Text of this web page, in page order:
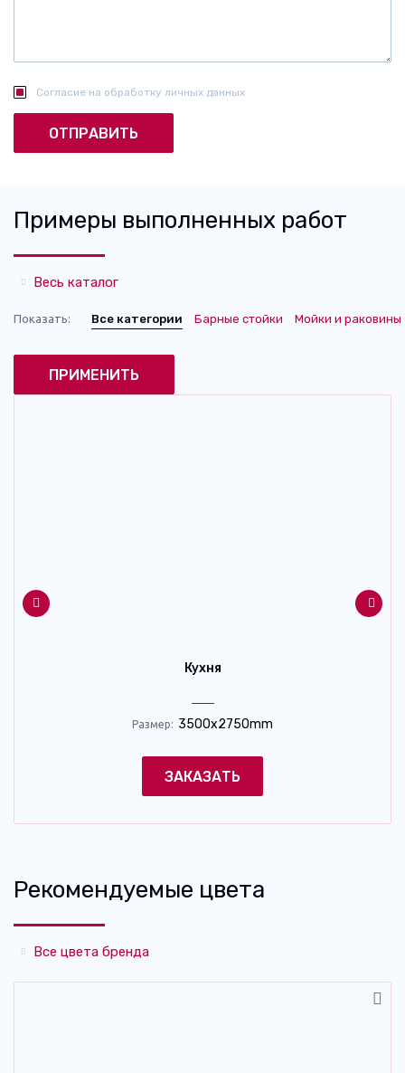
Согласие на обработку личных данных
Примеры выполненных работ
Весь каталог
Показать: Все категории Барные стойки Мойки и раковины
Кухня
Размер: 3500x2750mm
ЗАКАЗАТЬ
Рекомендуемые цвета
Все цвета бренда